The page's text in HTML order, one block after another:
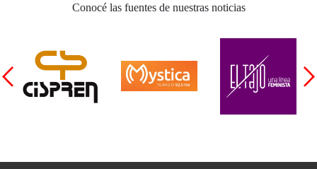
Conocé las fuentes de nuestras noticias